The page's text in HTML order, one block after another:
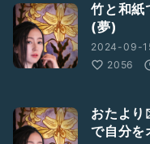
竹と和紙
(夢)
2024-09-
2056
おたよ
で自分を